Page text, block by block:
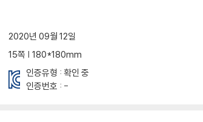
2020년 09월 12일
15쪽 | 180*180mm
인증유형 : 확인 중
인증번호 : -